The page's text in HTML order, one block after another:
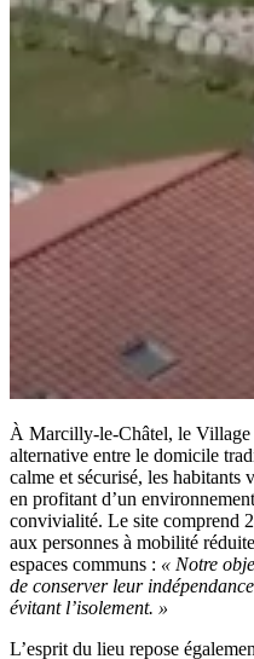
À Marcilly-le-Châtel, le Village
alternative entre le domicile
calme et sécurisé, les
en profitant d’un
convivialité. Le site comprend
aux personnes à mobilité
espaces communs : « Notre
de conserver leur
évitant l’isolement. »
L’esprit du lieu repose